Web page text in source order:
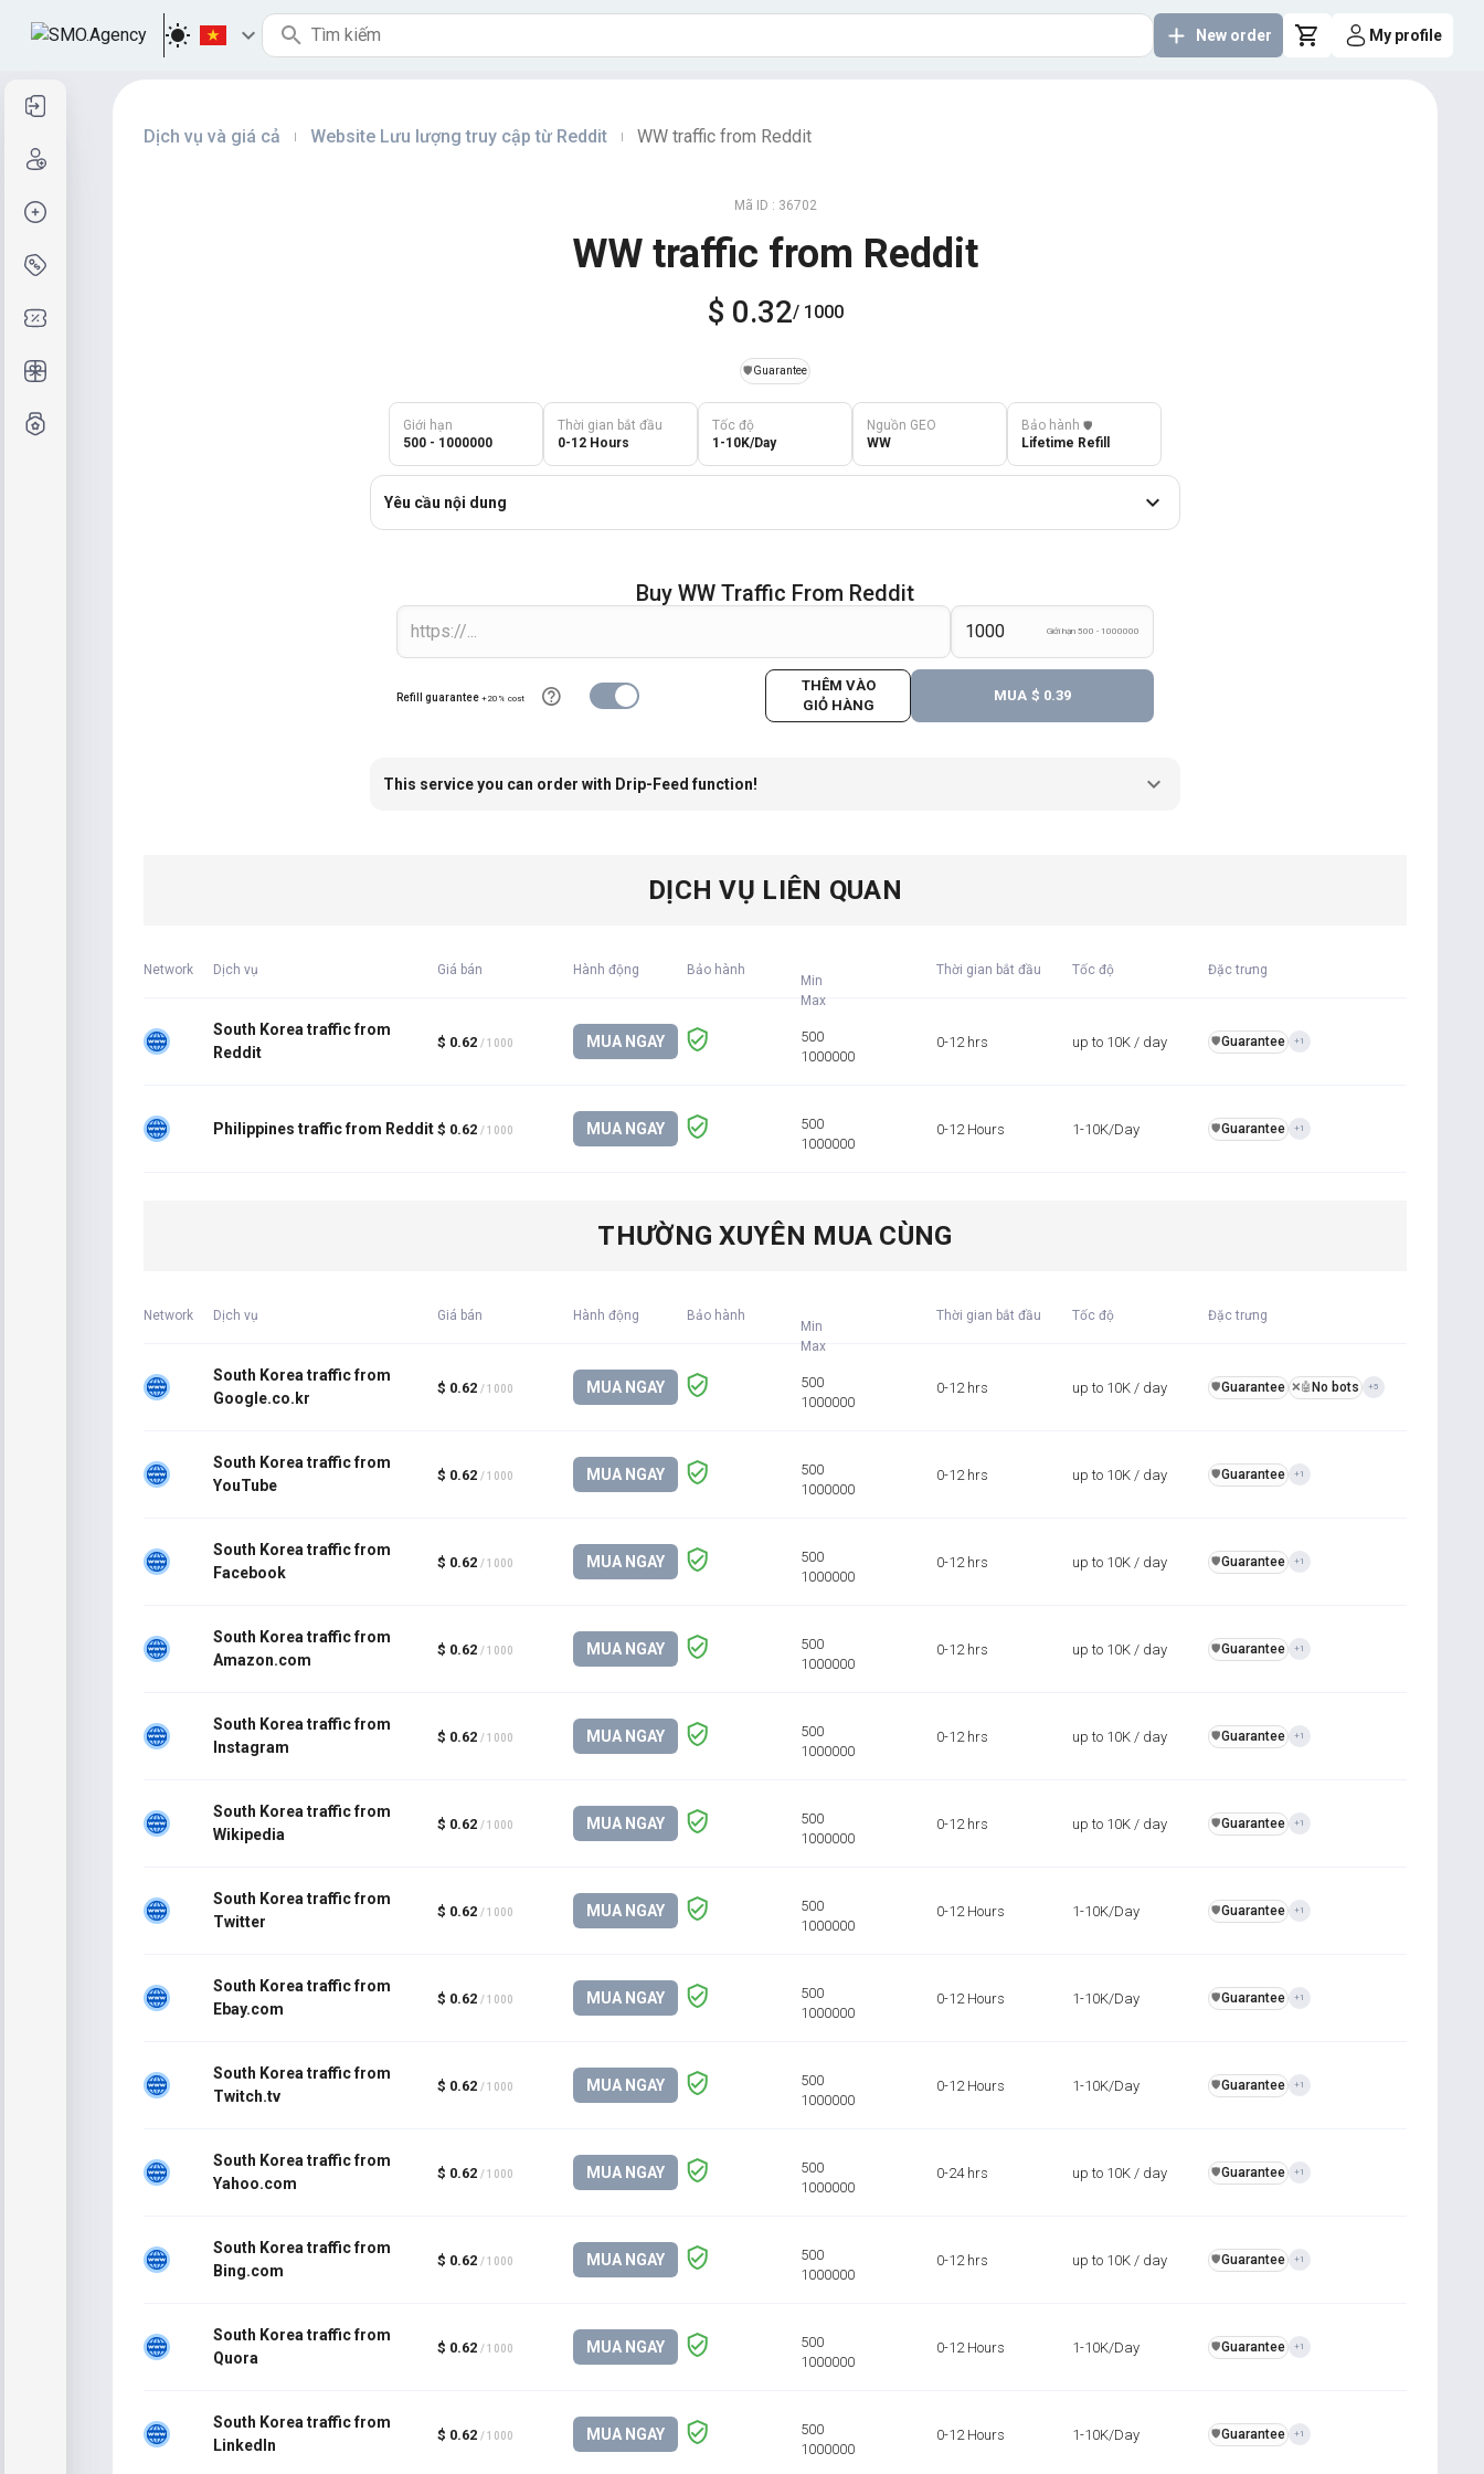
New order My profile
Dịch vụ và giá cả Website Lưu lượng truy cập từ Reddit WW traffic from Reddit
Mã ID : 36702
WW traffic from Reddit
$ 0.32/ 1000
️🛡️Guarantee
Giới hạn
500 - 1000000
Thời gian bắt đầu
0-12 Hours
Tốc độ
1-10K/Day
Nguồn GEO
WW
Bảo hành ️🛡️
Lifetime Refill
Yêu cầu nội dung
Buy WW Traffic From Reddit
Giới hạn 500 - 1000000
Refill guarantee +20% cost
THÊM VÀO
GIỎ HÀNG
MUA $ 0.39
This service you can order with Drip-Feed function!
DỊCH VỤ LIÊN QUAN
Network Dịch vụ Giá bán Hành động Bảo hành
Min
Max
Thời gian bắt đầu Tốc độ Đặc trưng
South Korea traffic from
Reddit
$ 0.62 / 1000 MUA NGAY
500
1000000
0-12 hrs up to 10K / day ️🛡️Guarantee +1
Philippines traffic from Reddit $ 0.62 / 1000 MUA NGAY
500
1000000
0-12 Hours 1-10K/Day ️🛡️Guarantee +1
THƯỜNG XUYÊN MUA CÙNG
Network Dịch vụ Giá bán Hành động Bảo hành
Min
Max
Thời gian bắt đầu Tốc độ Đặc trưng
South Korea traffic from
Google.co.kr
$ 0.62 / 1000 MUA NGAY
500
1000000
0-12 hrs up to 10K / day ️🛡️Guarantee ❌🤖 No bots +5
South Korea traffic from
YouTube
$ 0.62 / 1000 MUA NGAY
500
1000000
0-12 hrs up to 10K / day ️🛡️Guarantee +1
South Korea traffic from
Facebook
$ 0.62 / 1000 MUA NGAY
500
1000000
0-12 hrs up to 10K / day ️🛡️Guarantee +1
South Korea traffic from
Amazon.com
$ 0.62 / 1000 MUA NGAY
500
1000000
0-12 hrs up to 10K / day ️🛡️Guarantee +1
South Korea traffic from
Instagram
$ 0.62 / 1000 MUA NGAY
500
1000000
0-12 hrs up to 10K / day ️🛡️Guarantee +1
South Korea traffic from
Wikipedia
$ 0.62 / 1000 MUA NGAY
500
1000000
0-12 hrs up to 10K / day ️🛡️Guarantee +1
South Korea traffic from
Twitter
$ 0.62 / 1000 MUA NGAY
500
1000000
0-12 Hours 1-10K/Day ️🛡️Guarantee +1
South Korea traffic from
Ebay.com
$ 0.62 / 1000 MUA NGAY
500
1000000
0-12 Hours 1-10K/Day ️🛡️Guarantee +1
South Korea traffic from
Twitch.tv
$ 0.62 / 1000 MUA NGAY
500
1000000
0-12 Hours 1-10K/Day ️🛡️Guarantee +1
South Korea traffic from
Yahoo.com
$ 0.62 / 1000 MUA NGAY
500
1000000
0-24 hrs up to 10K / day ️🛡️Guarantee +1
South Korea traffic from
Bing.com
$ 0.62 / 1000 MUA NGAY
500
1000000
0-12 hrs up to 10K / day ️🛡️Guarantee +1
South Korea traffic from
Quora
$ 0.62 / 1000 MUA NGAY
500
1000000
0-12 Hours 1-10K/Day ️🛡️Guarantee +1
South Korea traffic from
LinkedIn
$ 0.62 / 1000 MUA NGAY
500
1000000
0-12 Hours 1-10K/Day ️🛡️Guarantee +1